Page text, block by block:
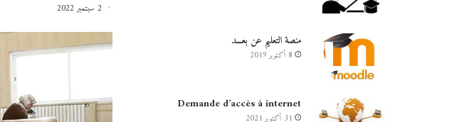
2 سبتمبر 2022
منصة التعليم عن بعـــد
8 أكتوبر 2019
Demande d’accès à internet
31 أكتوبر 2021